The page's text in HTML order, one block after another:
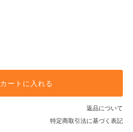
カートに入れる
返品について
特定商取引法に基づく表記